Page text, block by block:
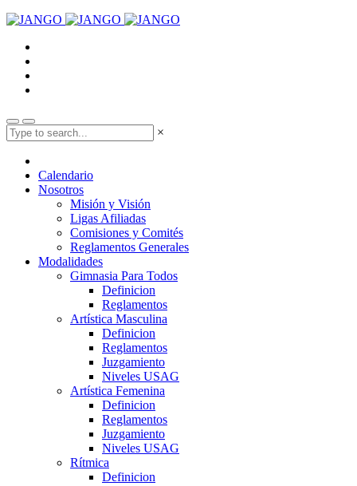
×
Calendario
Nosotros
Misión y Visión
Ligas Afiliadas
Comisiones y Comités
Reglamentos Generales
Modalidades
Gimnasia Para Todos
Definicion
Reglamentos
Artística Masculina
Definicion
Reglamentos
Juzgamiento
Niveles USAG
Artística Femenina
Definicion
Reglamentos
Juzgamiento
Niveles USAG
Rítmica
Definicion